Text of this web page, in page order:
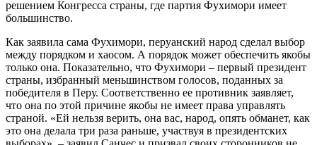
решением Конгресса страны, где партия Фухимори имеет
большинство.
Как заявила сама Фухимори, перуанский народ сделал выбор
между порядком и хаосом. А порядок может обеспечить якобы
только она. Показательно, что Фухимори – первый президент
страны, избранный меньшинством голосов, поданных за
победителя в Перу. Соответственно ее противник заявляет,
что она по этой причине якобы не имеет права управлять
страной. «Ей нельзя верить, она вас, народ, опять обманет, как
это она делала три раза раньше, участвуя в президентских